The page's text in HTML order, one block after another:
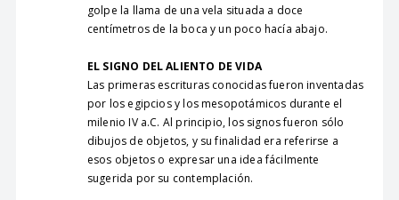
golpe la llama de una vela situada a doce
centímetros de la boca y un poco hacía abajo.
EL SIGNO DEL ALIENTO DE VIDA
Las primeras escrituras conocidas fueron inventadas
por los egipcios y los mesopotámicos durante el
milenio IV a.C. Al principio, los signos fueron sólo
dibujos de objetos, y su finalidad era referirse a
esos objetos o expresar una idea fácilmente
sugerida por su contemplación.